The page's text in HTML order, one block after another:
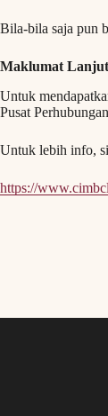
Bila-bila saja pun
Maklumat Lanjut
Untuk
Pusat
Untuk lebih info,
https://